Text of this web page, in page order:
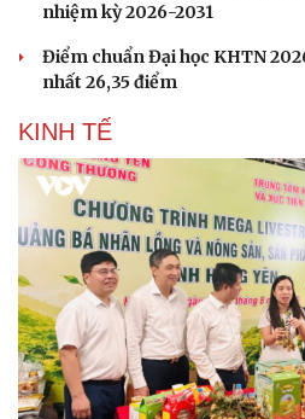
nhiệm kỳ 2026-2031
Điểm chuẩn Đại học KHTN
nhất 26,35 điểm
KINH TẾ